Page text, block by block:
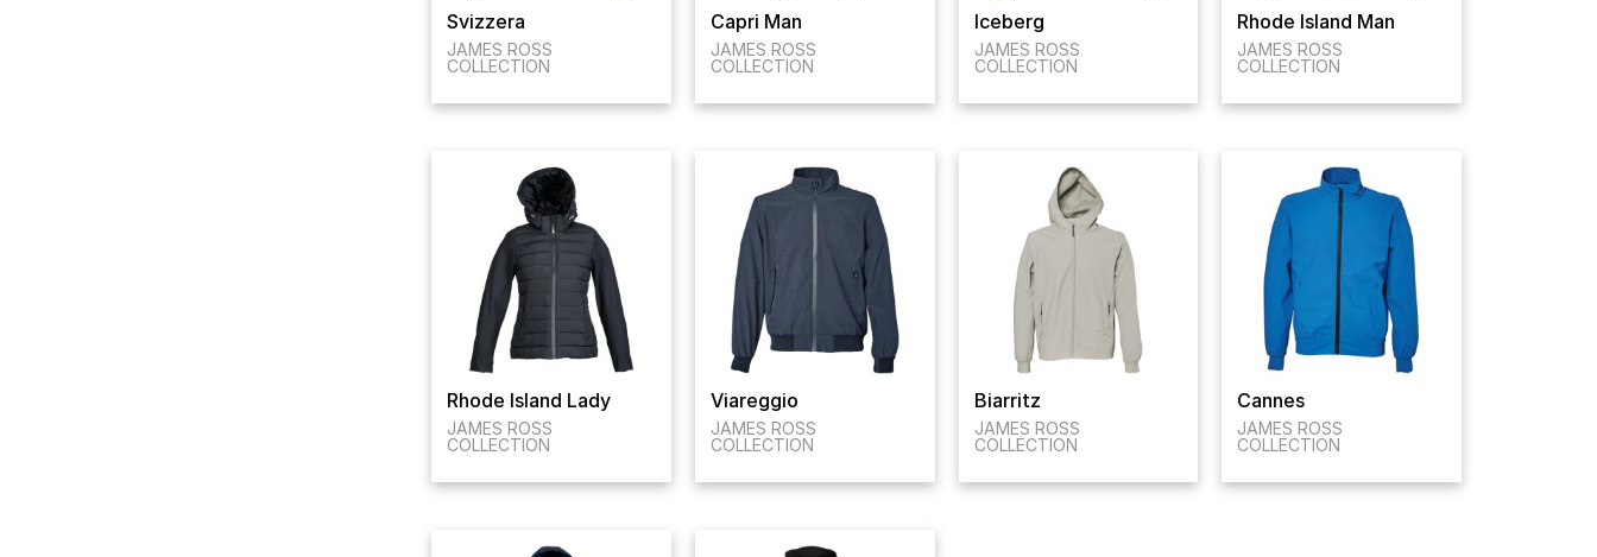
Svizzera
JAMES ROSS
COLLECTION
Capri Man
JAMES ROSS
COLLECTION
Iceberg
JAMES ROSS
COLLECTION
Rhode Island Man
JAMES ROSS
COLLECTION
Rhode Island Lady
JAMES ROSS
COLLECTION
Viareggio
JAMES ROSS
COLLECTION
Biarritz
JAMES ROSS
COLLECTION
Cannes
JAMES ROSS
COLLECTION